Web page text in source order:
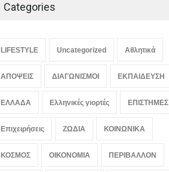
Categories
LIFESTYLE Uncategorized Αθλητικά
ΑΠΟΨΕΙΣ ΔΙΑΓΩΝΙΣΜΟΙ ΕΚΠΑΙΔΕΥΣΗ
ΕΛΛΑΔΑ Ελληνικές γιορτές ΕΠΙΣΤΗΜΕΣ
Επιχειρήσεις ΖΩΔΙΑ ΚΟΙΝΩΝΙΚΑ
ΚΟΣΜΟΣ ΟΙΚΟΝΟΜΙΑ ΠΕΡΙΒΑΛΛΟΝ